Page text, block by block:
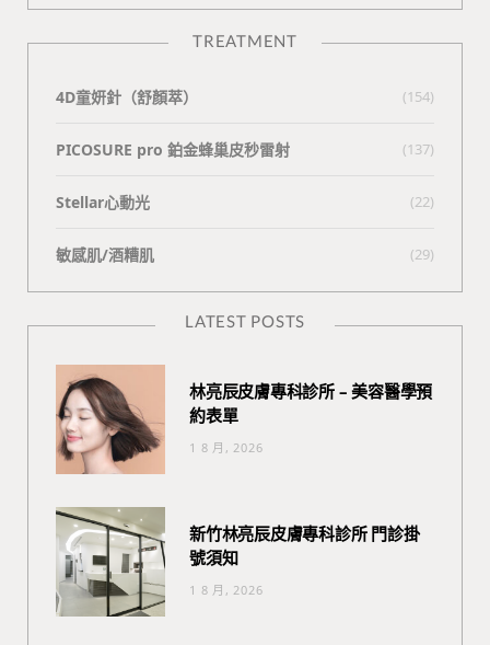
TREATMENT
4D童妍針（舒顏萃） (154)
PICOSURE pro 鉑金蜂巢皮秒雷射 (137)
Stellar心動光 (22)
敏感肌/酒糟肌 (29)
LATEST POSTS
林亮辰皮膚專科診所 – 美容醫學預
約表單
1 8 月, 2026
新竹林亮辰皮膚專科診所 門診掛
號須知
1 8 月, 2026